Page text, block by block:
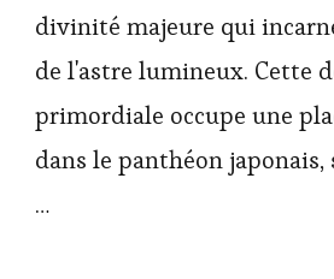
divinité majeure qui
de l'astre lumineux. Cette
primordiale occupe une
dans le panthéon
…